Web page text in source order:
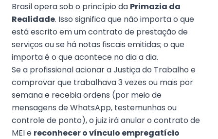
Brasil opera sob o princípio da Primazia da
Realidade. Isso significa que não importa o que
está escrito em um contrato de prestação de
serviços ou se há notas fiscais emitidas; o que
importa é o que acontece no dia a dia.
Se a profissional acionar a Justiça do Trabalho e
comprovar que trabalhava 3 vezes ou mais por
semana e recebia ordens (por meio de
mensagens de WhatsApp, testemunhas ou
controle de ponto), o juiz irá anular o contrato de
MEI e reconhecer o vínculo empregatício